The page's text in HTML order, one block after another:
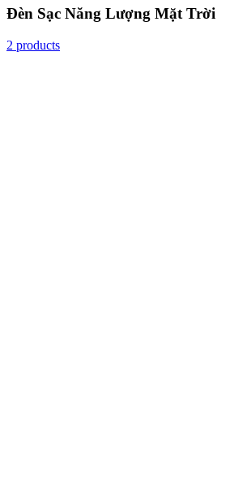
Đèn Sạc Năng Lượng Mặt Trời
2 products